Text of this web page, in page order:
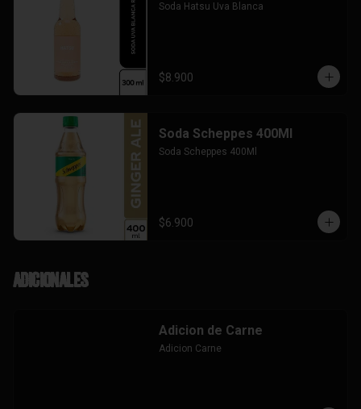
Soda Hatsu Uva Blanca
$8.900
Soda Scheppes 400Ml
Soda Scheppes 400Ml
$6.900
Adicionales
Adicion de Carne
Adicion Carne